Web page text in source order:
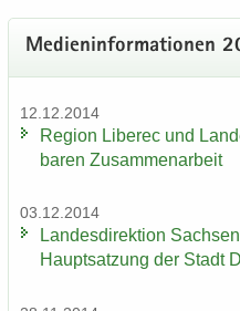
Me­di­en­in­for­ma­tio­nen
12.12.2014
Re­gi­on Li­be­rec und
ba­ren Zu­sam­men­ar­beit
03.12.2014
Lan­des­di­rek­ti­on
Haupt­sat­zung der Stadt